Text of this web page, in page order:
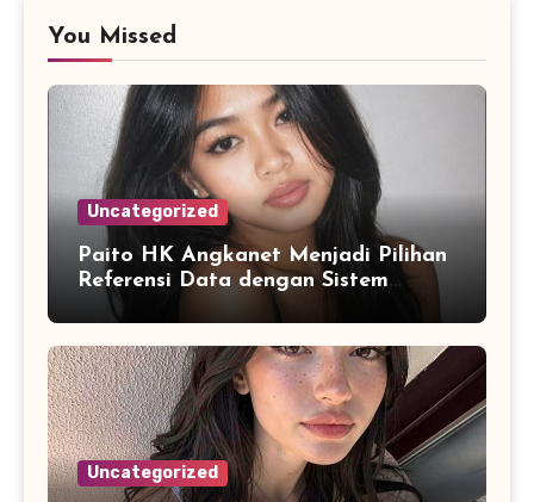
You Missed
Uncategorized
Paito HK Angkanet Menjadi Pilihan
Referensi Data dengan Sistem
Tampilan yang Lebih Modern
Uncategorized